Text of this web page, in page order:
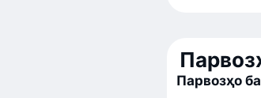
Парвозҳо